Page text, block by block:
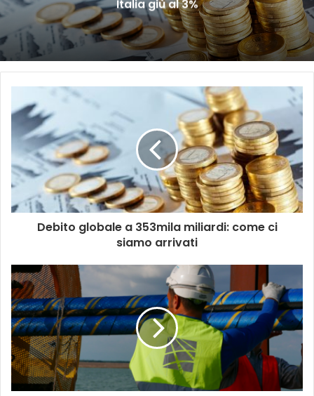
Italia giù al 3%
Debito globale a 353mila miliardi: come ci
siamo arrivati